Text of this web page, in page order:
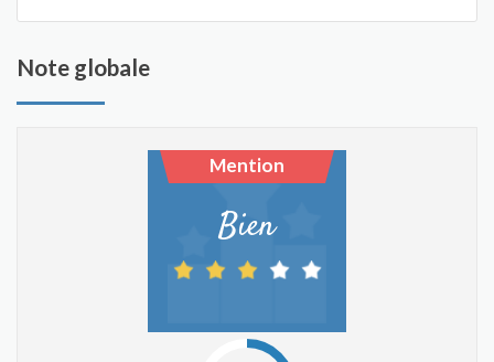
Note globale
Mention
Bien